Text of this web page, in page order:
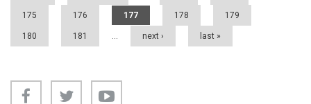
175 176 177 178 179
180 181 … next › last »